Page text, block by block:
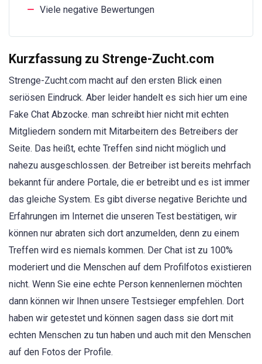
Viele negative Bewertungen
Kurzfassung zu Strenge-Zucht.com
Strenge-Zucht.com macht auf den ersten Blick einen
seriösen Eindruck. Aber leider handelt es sich hier um eine
Fake Chat Abzocke. man schreibt hier nicht mit echten
Mitgliedern sondern mit Mitarbeitern des Betreibers der
Seite. Das heißt, echte Treffen sind nicht möglich und
nahezu ausgeschlossen. der Betreiber ist bereits mehrfach
bekannt für andere Portale, die er betreibt und es ist immer
das gleiche System. Es gibt diverse negative Berichte und
Erfahrungen im Internet die unseren Test bestätigen, wir
können nur abraten sich dort anzumelden, denn zu einem
Treffen wird es niemals kommen. Der Chat ist zu 100%
moderiert und die Menschen auf dem Profilfotos existieren
nicht. Wenn Sie eine echte Person kennenlernen möchten
dann können wir Ihnen unsere Testsieger empfehlen. Dort
haben wir getestet und können sagen dass sie dort mit
echten Menschen zu tun haben und auch mit den Menschen
auf den Fotos der Profile.